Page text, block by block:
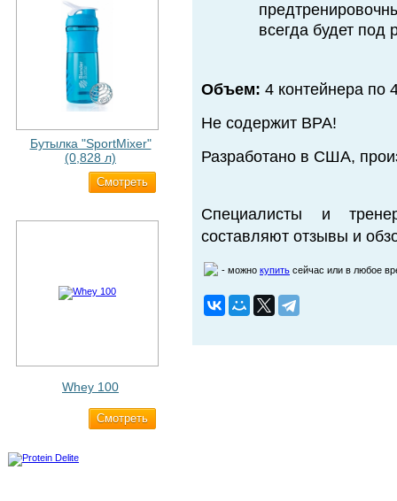
Бутылка "SportMixer"
(0,828 л)
Cмотреть
Whey 100
Cмотреть
всегда будет под
Объем: 4 контейнера по
Не содержит BPA!
Разработано в США,
Специалисты и
составляют отзывы и
- можно купить сейчас или в любое